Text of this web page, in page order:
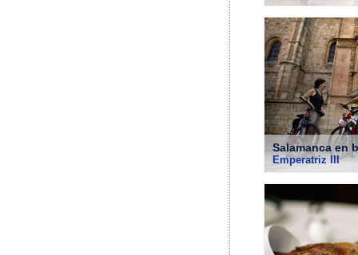
Salamanca en
Emperatriz III